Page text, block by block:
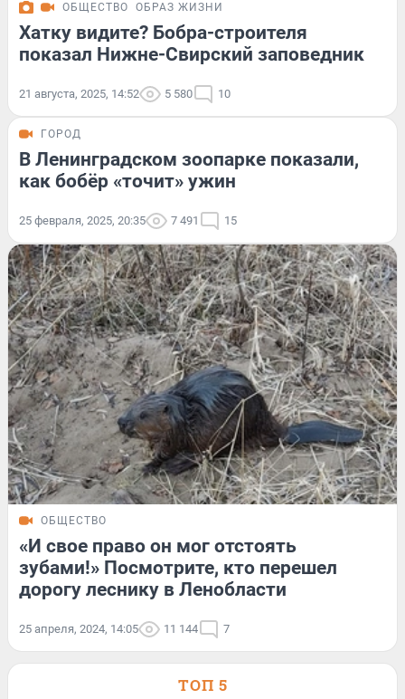
ОБЩЕСТВО ОБРАЗ ЖИЗНИ
Хатку видите? Бобра-строителя
показал Нижне-Свирский заповедник
21 августа, 2025, 14:52 5 580 10
ГОРОД
В Ленинградском зоопарке показали,
как бобёр «точит» ужин
25 февраля, 2025, 20:35 7 491 15
ОБЩЕСТВО
«И свое право он мог отстоять
зубами!» Посмотрите, кто перешел
дорогу леснику в Ленобласти
25 апреля, 2024, 14:05 11 144 7
ТОП 5